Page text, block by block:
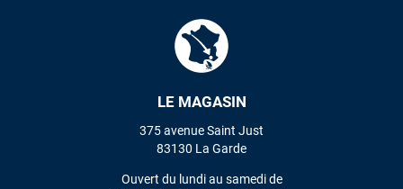
LE MAGASIN
375 avenue Saint Just
83130 La Garde
Ouvert du lundi au samedi de
LAISSER UN AVIS